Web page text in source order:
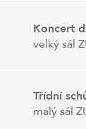
Koncert
velký sál
Třídní
malý sál